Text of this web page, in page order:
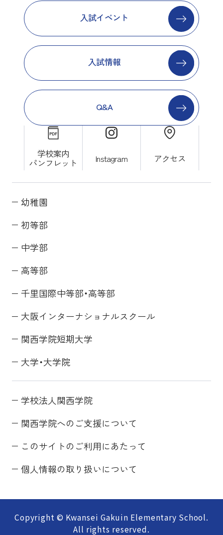
入試イベント
入試情報
Q&A
学校案内
パンフレット Instagram アクセス
幼稚園
初等部
中学部
高等部
千里国際中等部・高等部
大阪インターナショナルスクール
関西学院短期大学
大学・大学院
学校法人関西学院
関西学院へのご支援について
このサイトのご利用にあたって
個人情報の取り扱いについて
Copyright © Kwansei Gakuin Elementary School.
All rights reserved.